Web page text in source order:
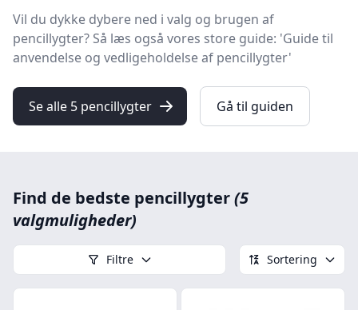
Vil du dykke dybere ned i valg og brugen af
pencillygter? Så læs også vores store guide: 'Guide til
anvendelse og vedligeholdelse af pencillygter'
Se alle 5 pencillygter Gå til guiden
Find de bedste pencillygter(5
valgmuligheder)
Filtre Sortering